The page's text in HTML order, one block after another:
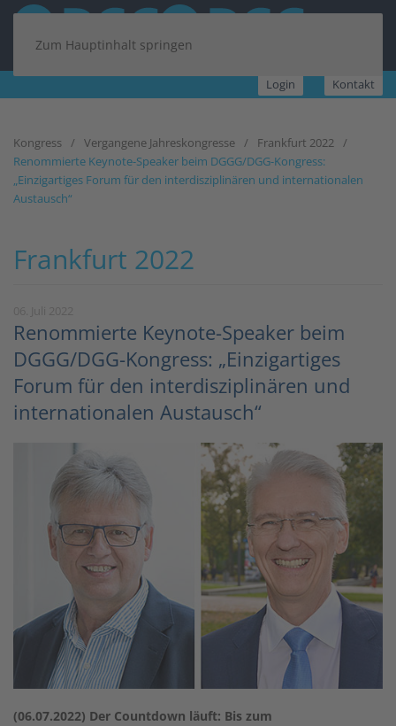
Zum Hauptinhalt springen
Login Kontakt
Kongress Vergangene Jahreskongresse
Frankfurt 2022
Renommierte Keynote-Speaker beim DGGG/DGG-Kongress:
„Einzigartiges Forum für den interdisziplinären und internationalen
Austausch“
Frankfurt 2022
Renommierte Keynote-Speaker beim
DGGG/DGG-Kongress: „Einzigartiges
Forum für den interdisziplinären und
internationalen Austausch“
(06.07.2022) Der Countdown läuft: Bis zum